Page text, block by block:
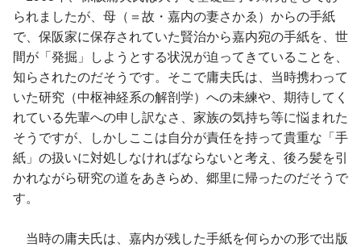
られましたが、母（＝故・嘉内の妻さかゑ）からの手紙
で、保阪家に保存されていた賢治から嘉内宛の手紙を、世
間が「発掘」しようとする状況が迫ってきていることを、
知らされたのだそうです。そこで庸夫氏は、当時携わって
いた研究（中枢神経系の解剖学）への未練や、期待してく
れている先輩への申し訳なさ、家族の気持ち等に悩まれた
そうですが、しかしここは自分が責任を持って貴重な「手
紙」の扱いに対処しなければならないと考え、後ろ髪を引
かれながら研究の道をあきらめ、郷里に帰ったのだそうで
す。
当時の庸夫氏は、嘉内が残した手紙を何らかの形で出版